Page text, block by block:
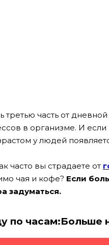
часть от
в организме. И
у людей
часто вы страдаете от
чая и кофе? Если
задуматься.
по часам:Больше